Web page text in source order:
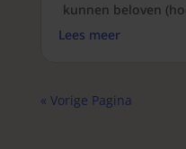
kunnen beloven
Lees meer
« Vorige Pagina